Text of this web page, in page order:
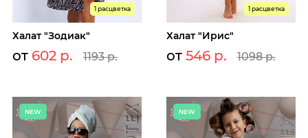
1 расцветка
Халат "Зодиак"
от 602 р. 1193 р.
1 расцветка
Халат "Ирис"
от 546 р. 1098 р.